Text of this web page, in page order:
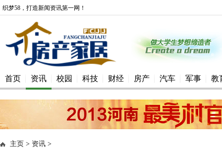
织梦58，打造新闻资讯第一网！
首页 资讯 校园 科技 财经 房产 汽车 军事 教
主页 > 资讯 >